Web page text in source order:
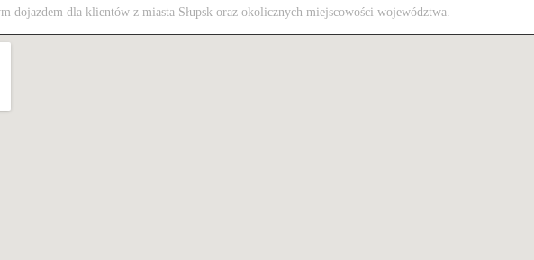
dojazdem dla klientów z miasta Słupsk oraz okolicznych miejscowości województwa.